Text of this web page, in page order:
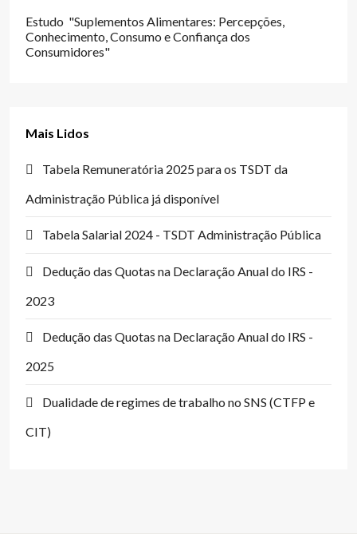
Estudo "Suplementos Alimentares: Percepções,
Conhecimento, Consumo e Confiança dos
Consumidores"
Mais Lidos
Tabela Remuneratória 2025 para os TSDT da
Administração Pública já disponível
Tabela Salarial 2024 - TSDT Administração Pública
Dedução das Quotas na Declaração Anual do IRS -
2023
Dedução das Quotas na Declaração Anual do IRS -
2025
Dualidade de regimes de trabalho no SNS (CTFP e
CIT)